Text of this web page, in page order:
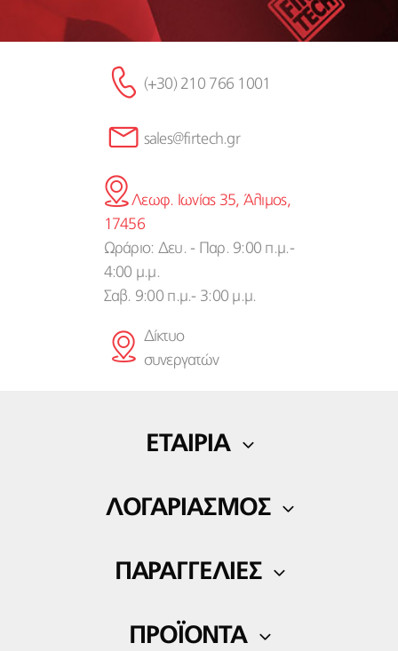
(+30) 210 766 1001
sales@firtech.gr
Λεωφ. Ιωνίας 35, Άλιμος,
17456
Ωράριο: Δευ. - Παρ. 9:00 π.μ.-
4:00 μ.μ.
Σαβ. 9:00 π.μ.- 3:00 μ.μ.
Δίκτυο
συνεργατών
ΕΤΑΙΡΙΑ
ΛΟΓΑΡΙΑΣΜΟΣ
ΠΑΡΑΓΓΕΛΙΕΣ
Τρόποι πληρωμής
ΠΡΟΪΟΝΤΑ